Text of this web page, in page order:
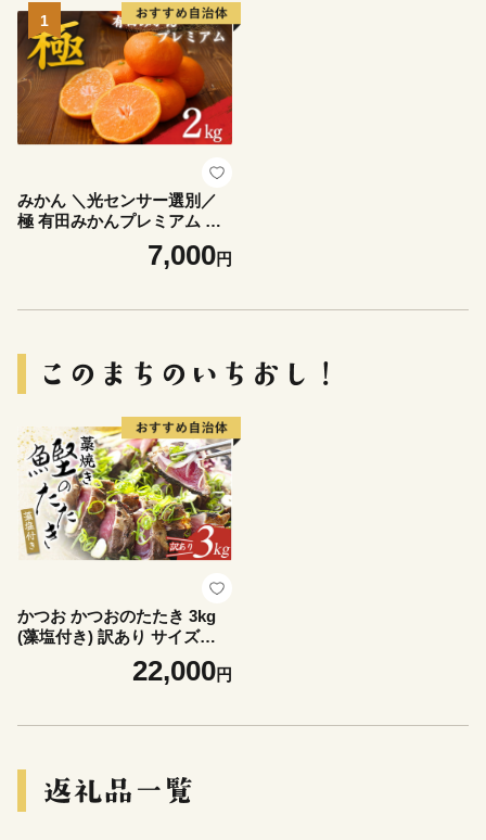
1
みかん ＼光センサー選別／
極 有田みかんプレミアム 約2
kg【光センサー 高糖度選別
品】2S～Lサイズ 有機質肥料
7,000円
かつお かつおのたたき 3kg
(藻塩付き) 訳あり サイズふぞ
ろい 焼きが命！ 藁焼き / 鰹
かつお カツオのたたき 鰹の
22,000円